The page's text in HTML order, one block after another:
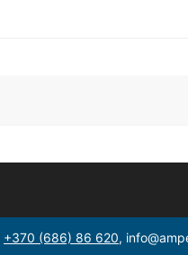
+370 (686) 86 620,